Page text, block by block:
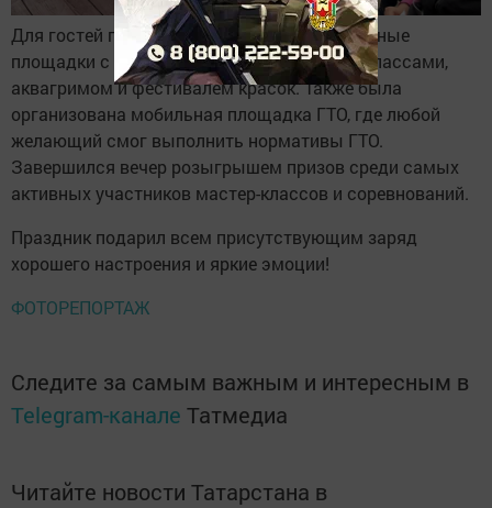
Для гостей праздника работали интерактивные
площадки с играми, творчеством, мастер-классами,
аквагримом и фестивалем красок. Также была
организована мобильная площадка ГТО, где любой
желающий смог выполнить нормативы ГТО.
Завершился вечер розыгрышем призов среди самых
активных участников мастер-классов и соревнований.
Праздник подарил всем присутствующим заряд
хорошего настроения и яркие эмоции!
ФОТОРЕПОРТАЖ
Следите за самым важным и интересным в
Telegram-канале Татмедиа
Читайте новости Татарстана в